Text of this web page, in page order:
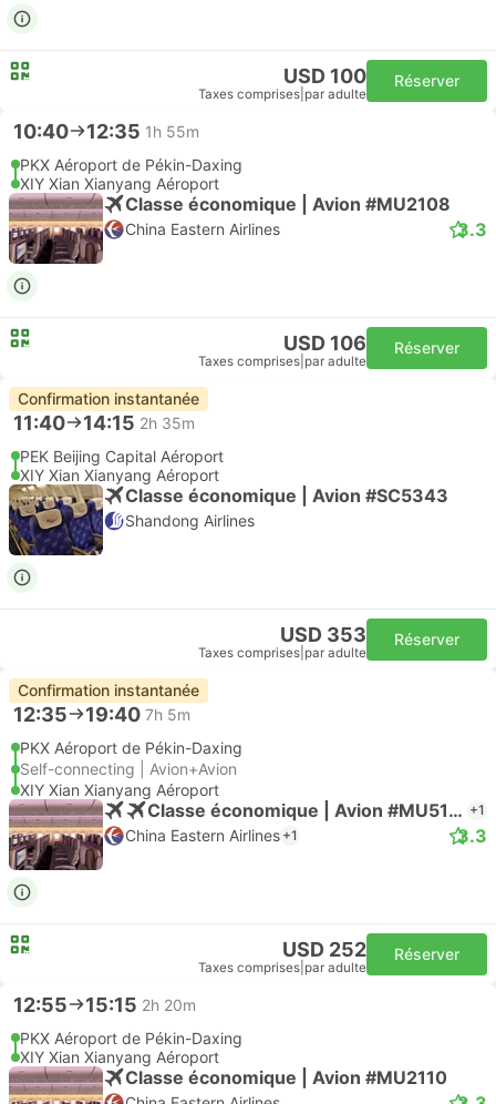
USD 100
Taxes comprises par adulte
Réserver
10:40 12:35 1h 55m
PKX Aéroport de Pékin-Daxing
XIY Xian Xianyang Aéroport
Classe économique | Avion #MU2108
China Eastern Airlines 3.3
USD 106
Taxes comprises par adulte
Réserver
Confirmation instantanée
11:40 14:15 2h 35m
PEK Beijing Capital Aéroport
XIY Xian Xianyang Aéroport
Classe économique | Avion #SC5343
Shandong Airlines
USD 353
Taxes comprises par adulte
Réserver
Confirmation instantanée
12:35 19:40 7h 5m
PKX Aéroport de Pékin-Daxing
Self-connecting | Avion+Avion
XIY Xian Xianyang Aéroport
Classe économique | Avion #MU5147 +1
China Eastern Airlines +1 3.3
USD 252
Taxes comprises par adulte
Réserver
12:55 15:15 2h 20m
PKX Aéroport de Pékin-Daxing
XIY Xian Xianyang Aéroport
Classe économique | Avion #MU2110